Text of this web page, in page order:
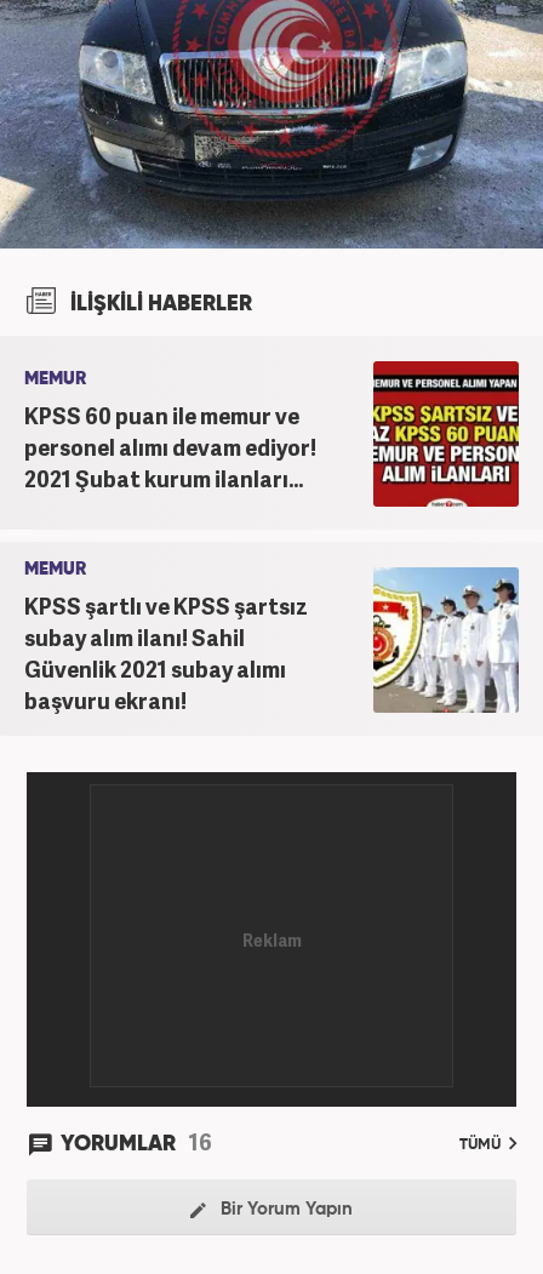
İLİŞKİLİ HABERLER
MEMUR
KPSS 60 puan ile memur ve
personel alımı devam ediyor!
2021 Şubat kurum ilanları...
MEMUR
KPSS şartlı ve KPSS şartsız
subay alım ilanı! Sahil
Güvenlik 2021 subay alımı
başvuru ekranı!
YORUMLAR 16 TÜMÜ
Bir Yorum Yapın